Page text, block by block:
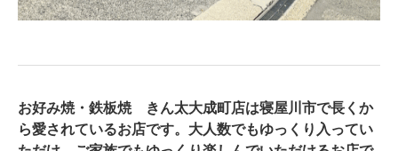
お好み焼・鉄板焼 きん太大成町店は寝屋川市で長くか
ら愛されているお店です。大人数でもゆっくり入ってい